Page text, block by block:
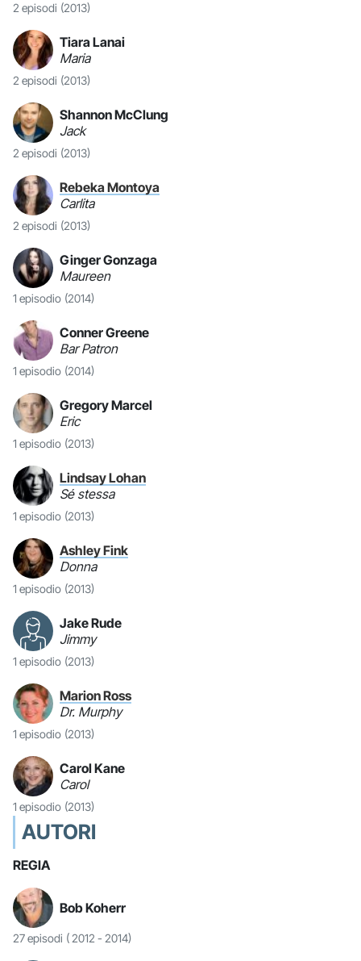
2 episodi (2013)
Tiara Lanai
Maria
2 episodi (2013)
Shannon McClung
Jack
2 episodi (2013)
Rebeka Montoya
Carlita
2 episodi (2013)
Ginger Gonzaga
Maureen
1 episodio (2014)
Conner Greene
Bar Patron
1 episodio (2014)
Gregory Marcel
Eric
1 episodio (2013)
Lindsay Lohan
Sé stessa
1 episodio (2013)
Ashley Fink
Donna
1 episodio (2013)
Jake Rude
Jimmy
1 episodio (2013)
Marion Ross
Dr. Murphy
1 episodio (2013)
Carol Kane
Carol
1 episodio (2013)
AUTORI
REGIA
Bob Koherr
27 episodi ( 2012 - 2014)